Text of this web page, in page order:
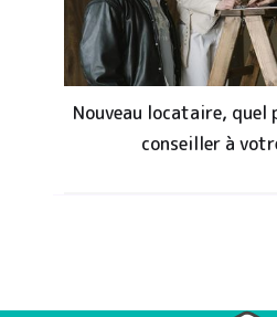
Nouveau locataire,
conseiller à